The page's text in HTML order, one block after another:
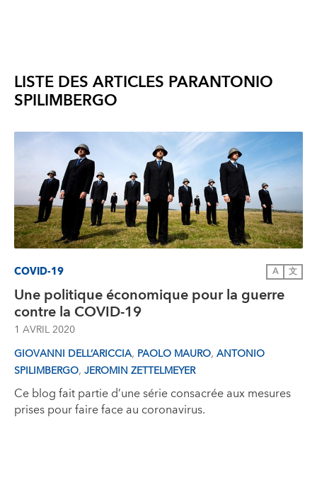
LISTE DES ARTICLES PARANTONIO
SPILIMBERGO
COVID-19 A 文
Une politique économique pour la guerre
contre la COVID-19
1 AVRIL 2020
GIOVANNI DELL’ARICCIA, PAOLO MAURO, ANTONIO
SPILIMBERGO, JEROMIN ZETTELMEYER
Ce blog fait partie d’une série consacrée aux mesures
prises pour faire face au coronavirus.